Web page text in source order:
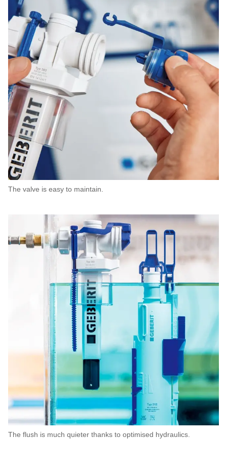
The valve is easy to maintain.
The flush is much quieter thanks to optimised hydraulics.